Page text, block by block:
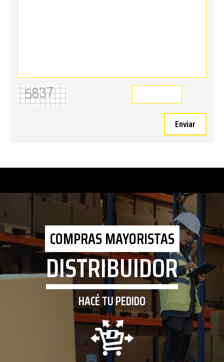
Enviar
COMPRAS MAYORISTAS
DISTRIBUIDOR
HACÉ TU PEDIDO